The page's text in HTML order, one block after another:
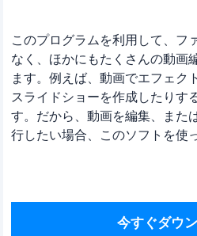
このプログラムを利用して、フ
なく、ほかにもたくさんの動画
ます。例えば、動画でエフェク
スライドショーを作成したりす
す。だから、動画を編集、また
行したい場合、このソフトを使
今すぐダウ